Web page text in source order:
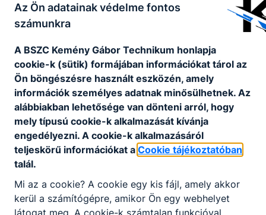
katonai alapfeladatok körében a szolgálati,
alaki és öltözködési szabályzatban
parancsnokát támogatva részt vesz az
alegység napi tevékenységének
irányításában;
ön- és kölcsönös segélynyújtási
feladatokat lát el;
katasztrófavédelmi és nem háborús
feladatokat hajt végre;
a beosztott állomány kiképzését tervezi,
a saját és a kisalegység katonai-szakmai
ismereteit önképzéssel fejleszti;
Az Ön adatainak védelme fontos
számunkra
A BSZC Kemény Gábor Technikum honlapja
cookie-k (sütik) formájában információkat tárol az
Ön böngészésre használt eszközén, amely
információk személyes adatnak minősülhetnek. Az
alábbiakban lehetősége van dönteni arról, hogy
mely típusú cookie-k alkalmazását kívánja
engedélyezni. A cookie-k alkalmazásáról
teljeskörű információkat a Cookie tájékoztatóban
talál.
Mi az a cookie? A cookie egy kis fájl, amely akkor
kerül a számítógépre, amikor Ön egy webhelyet
látogat meg. A cookie-k számtalan funkcióval